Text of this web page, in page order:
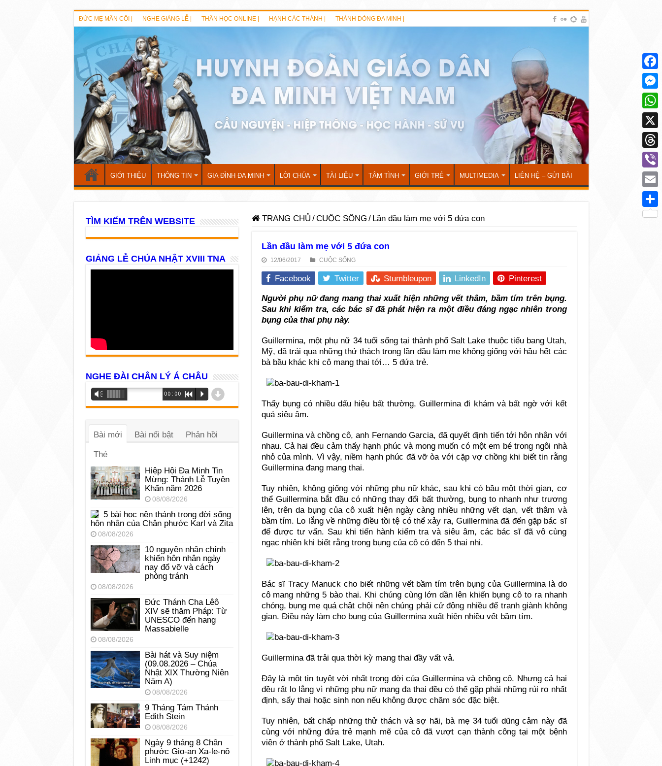
ĐỨC MẸ MÂN CÔI | NGHE GIẢNG LỄ | THẦN HỌC ONLINE | HẠNH CÁC THÁNH | THÁNH DÒNG ĐA MINH |
GIỚI THIỆU THÔNG TIN GIA ĐÌNH ĐA MINH LỜI CHÚA TÀI LIỆU TÂM TÌNH GIỚI TRẺ MULTIMEDIA LIÊN HỆ – GỬI BÀI
TRANG CHỦ /CUỘC SỐNG / Lần đầu làm mẹ với 5 đứa con
Lần đầu làm mẹ với 5 đứa con
12/06/2017 CUỘC SỐNG
Facebook Twitter Stumbleupon LinkedIn Pinterest
Người phụ nữ đang mang thai xuất hiện những vết thâm, bầm tím trên bụng.
Sau khi kiểm tra, các bác sĩ đã phát hiện ra một điều đáng ngạc nhiên trong
bụng của thai phụ này.
Guillermina, một phụ nữ 34 tuổi sống tại thành phố Salt Lake thuộc tiểu bang Utah,
Mỹ, đã trải qua những thử thách trong lần đầu làm mẹ không giống với hầu hết các
bà bầu khác khi cô mang thai tới… 5 đứa trẻ.
Thấy bụng có nhiều dấu hiệu bất thường, Guillermina đi khám và bất ngờ với kết
quả siêu âm.
Guillermina và chồng cô, anh Fernando Garcia, đã quyết định tiến tới hôn nhân với
nhau. Cả hai đều cảm thấy hạnh phúc và mong muốn có một em bé trong ngôi nhà
nhỏ của mình. Vì vậy, niềm hạnh phúc đã vỡ òa với cặp vợ chồng khi biết tin rằng
Guillermina đang mang thai.
Tuy nhiên, không giống với những phụ nữ khác, sau khi có bầu một thời gian, cơ
thể Guillermina bắt đầu có những thay đổi bất thường, bụng to nhanh như trương
lên, trên da bụng của cô xuất hiện ngày càng nhiều những vết dạn, vết thâm và
bầm tím. Lo lắng về những điều tồi tệ có thể xảy ra, Guillermina đã đến gặp bác sĩ
để được tư vấn. Sau khi tiến hành kiểm tra và siêu âm, các bác sĩ đã vô cùng
ngạc nhiên khi biết rằng trong bụng của cô có đến 5 thai nhi.
Bác sĩ Tracy Manuck cho biết những vết bầm tím trên bụng của Guillermina là do
cô mang những 5 bào thai. Khi chúng cùng lớn dần lên khiến bụng cô to ra nhanh
chóng, bụng mẹ quá chật chội nên chúng phải cử động nhiều để tranh giành không
gian. Điều này làm cho bụng của Guillermina xuất hiện nhiều vết bầm tím.
Guillermina đã trải qua thời kỳ mang thai đầy vất vả.
Đây là một tin tuyệt vời nhất trong đời của Guillermina và chồng cô. Nhưng cả hai
đều rất lo lắng vì những phụ nữ mang đa thai đều có thể gặp phải những rủi ro nhất
định, sẩy thai hoặc sinh non nếu không được chăm sóc đặc biệt.
Tuy nhiên, bất chấp những thử thách và sợ hãi, bà mẹ 34 tuổi dũng cảm này đã
cùng với những đứa trẻ mạnh mẽ của cô đã vượt cạn thành công tại một bệnh
viện ở thành phố Salt Lake, Utah.
TÌM KIẾM TRÊN WEBSITE
GIẢNG LỄ CHÚA NHẬT XVIII TNA
NGHE ĐÀI CHÂN LÝ Á CHÂU
Trình
phát
âm
Vm 00:00 R P d
Bài mới Bài nổi bật Phản hồi
Thẻ
Hiệp Hội Đa Minh Tin
Mừng: Thánh Lễ Tuyên
Khấn năm 2026
08/08/2026
5 bài học nên thánh trong đời sống
hôn nhân của Chân phước Karl và Zita
08/08/2026
10 nguyên nhân chính
khiến hôn nhân ngày
nay đổ vỡ và cách
phòng tránh
08/08/2026
Đức Thánh Cha Lêô
XIV sẽ thăm Pháp: Từ
UNESCO đến hang
Massabielle
08/08/2026
Bài hát và Suy niệm
(09.08.2026 – Chúa
Nhật XIX Thường Niên
Năm A)
08/08/2026
9 Tháng Tám Thánh
Edith Stein
08/08/2026
Ngày 9 tháng 8 Chân
phước Gio-an Xa-le-nô
Linh mục (+1242)
X
Viber